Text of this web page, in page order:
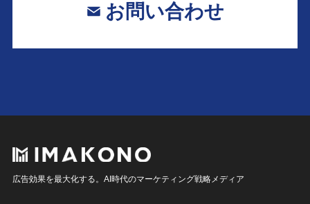
お問い合わせ
広告効果を最大化する。AI時代のマーケティング戦略メディア